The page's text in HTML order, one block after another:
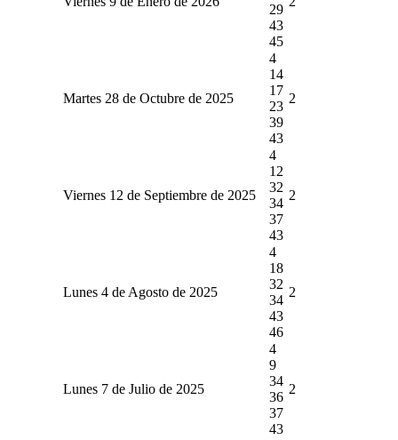
29
43
45
Martes 28 de Octubre de 2025
4
14
17
23
39
43
2
Viernes 12 de Septiembre de 2025
4
12
32
34
37
43
2
Lunes 4 de Agosto de 2025
4
18
32
34
43
46
2
Lunes 7 de Julio de 2025
4
9
34
36
37
43
2